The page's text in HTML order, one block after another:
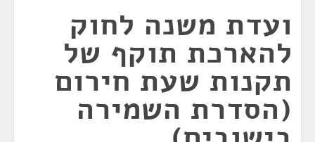
ועדת משנה לחוק
להארכת תוקף של
תקנות שעת חירום
(הסדרת השמירה